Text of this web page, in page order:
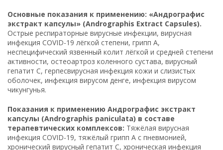
Основные показания к применению: «Андрографис
экстракт капсулы» (Andrographis Extract Capsules).
Острые респираторные вирусные инфекции, вирусная
инфекция COVID-19 лёгкой степени, грипп A,
неспецифический язвенный колит лёгкой и средней степени
активности, остеоартроз коленного сустава, вирусный
гепатит C, герпесвирусная инфекция кожи и слизистых
оболочек, инфекция вирусом денге, инфекция вирусом
чикунгунья.
Показания к применению Андрографис экстракт
капсулы (Andrographis paniculata) в составе
терапевтических комплексов: Тяжёлая вирусная
инфекция COVID-19, тяжёлый грипп A с пневмонией,
хронический вирусный гепатит C, хроническая инфекция